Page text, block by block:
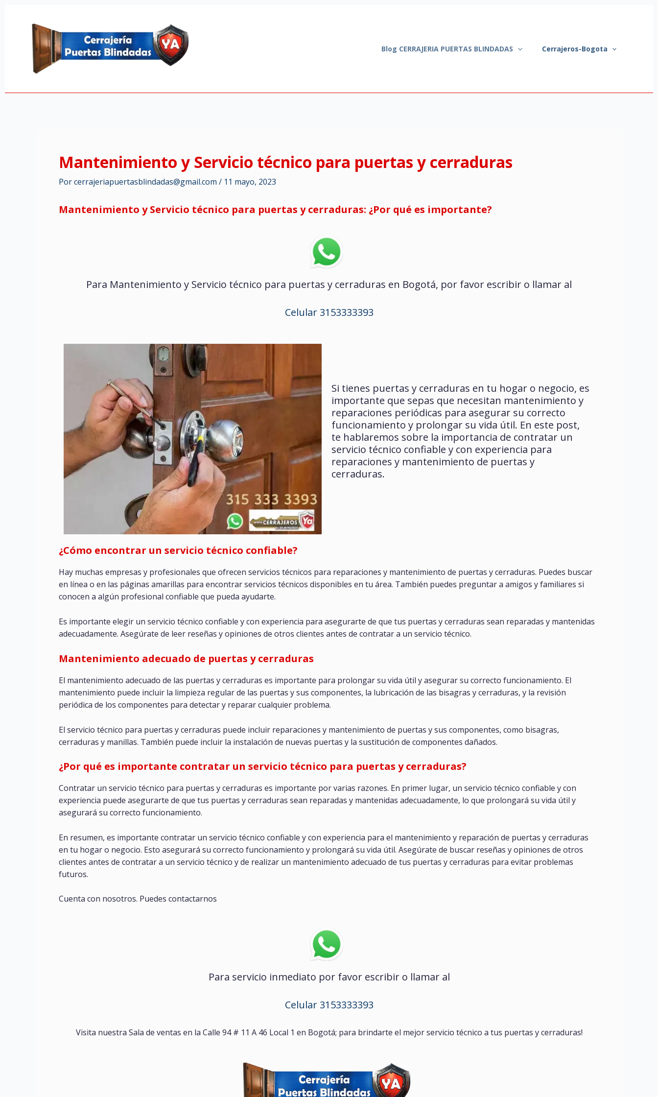
contenido
Blog CERRAJERIA PUERTAS BLINDADAS Cerrajeros-Bogota
Mantenimiento y Servicio técnico para puertas y cerraduras
Porcerrajeriapuertasblindadas@gmail.com / 11 mayo, 2023
Mantenimiento y Servicio técnico para puertas y cerraduras: ¿Por qué es importante?
Para Mantenimiento y Servicio técnico para puertas y cerraduras en Bogotá, por favor escribir o llamar al
Celular 3153333393
Si tienes puertas y cerraduras en tu hogar o negocio, es
importante que sepas que necesitan mantenimiento y
reparaciones periódicas para asegurar su correcto
funcionamiento y prolongar su vida útil. En este post,
te hablaremos sobre la importancia de contratar un
servicio técnico confiable y con experiencia para
reparaciones y mantenimiento de puertas y
cerraduras.
¿Cómo encontrar un servicio técnico confiable?
Hay muchas empresas y profesionales que ofrecen servicios técnicos para reparaciones y mantenimiento de puertas y cerraduras. Puedes buscar
en línea o en las páginas amarillas para encontrar servicios técnicos disponibles en tu área. También puedes preguntar a amigos y familiares si
conocen a algún profesional confiable que pueda ayudarte.
Es importante elegir un servicio técnico confiable y con experiencia para asegurarte de que tus puertas y cerraduras sean reparadas y mantenidas
adecuadamente. Asegúrate de leer reseñas y opiniones de otros clientes antes de contratar a un servicio técnico.
Mantenimiento adecuado de puertas y cerraduras
El mantenimiento adecuado de las puertas y cerraduras es importante para prolongar su vida útil y asegurar su correcto funcionamiento. El
mantenimiento puede incluir la limpieza regular de las puertas y sus componentes, la lubricación de las bisagras y cerraduras, y la revisión
periódica de los componentes para detectar y reparar cualquier problema.
El servicio técnico para puertas y cerraduras puede incluir reparaciones y mantenimiento de puertas y sus componentes, como bisagras,
cerraduras y manillas. También puede incluir la instalación de nuevas puertas y la sustitución de componentes dañados.
¿Por qué es importante contratar un servicio técnico para puertas y cerraduras?
Contratar un servicio técnico para puertas y cerraduras es importante por varias razones. En primer lugar, un servicio técnico confiable y con
experiencia puede asegurarte de que tus puertas y cerraduras sean reparadas y mantenidas adecuadamente, lo que prolongará su vida útil y
asegurará su correcto funcionamiento.
En resumen, es importante contratar un servicio técnico confiable y con experiencia para el mantenimiento y reparación de puertas y cerraduras
en tu hogar o negocio. Esto asegurará su correcto funcionamiento y prolongará su vida útil. Asegúrate de buscar reseñas y opiniones de otros
clientes antes de contratar a un servicio técnico y de realizar un mantenimiento adecuado de tus puertas y cerraduras para evitar problemas
futuros.
Cuenta con nosotros. Puedes contactarnos
Para servicio inmediato por favor escribir o llamar al
Celular 3153333393
Visita nuestra Sala de ventas en la Calle 94 # 11 A 46 Local 1 en Bogotá; para brindarte el mejor servicio técnico a tus puertas y cerraduras!